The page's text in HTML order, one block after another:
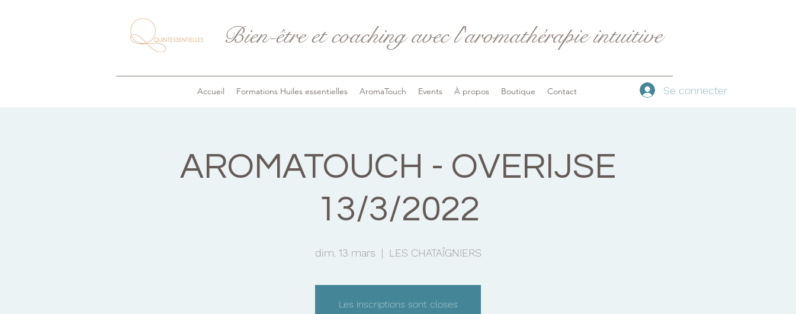
Bien-être et coaching avec l'aromathérapie intuitive
Accueil Formations Huiles essentielles AromaTouch Events À propos Boutique Contact Se connecter
AROMATOUCH - OVERIJSE
13/3/2022
dim. 13 mars
  |
LES CHATAÎGNIERS
Les inscriptions sont closes